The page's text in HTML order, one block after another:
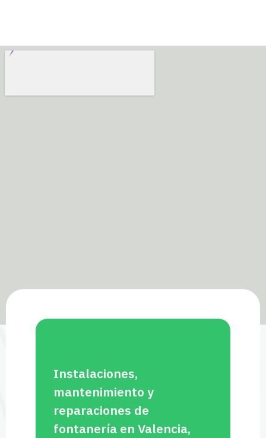
Instalaciones,
mantenimiento y
reparaciones de
fontanería en Valencia,